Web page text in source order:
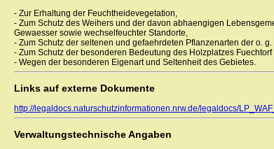
- Zur Erhaltung der Feuchtheidevegetation,
- Zum Schutz des Weihers und der davon abhaengigen
Gewaesser sowie wechselfeuchter Standorte,
- Zum Schutz der seltenen und gefaehrdeten Pflanzenarten der o.
- Zum Schutz der besonderen Bedeutung des Holzplatzes
- Wegen der besonderen Eigenart und Seltenheit des Gebietes.
Links auf externe Dokumente
http://legaldocs.naturschutzinformationen.nrw.de/legaldocs/
Verwaltungstechnische Angaben